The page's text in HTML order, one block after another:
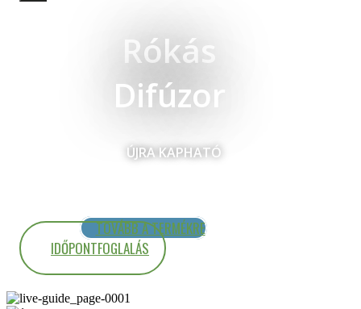
Rókás
Difúzor
ÚJRA KAPHATÓ
TOVÁBB A TERMÉKRE
IDŐPONTFOGLALÁS